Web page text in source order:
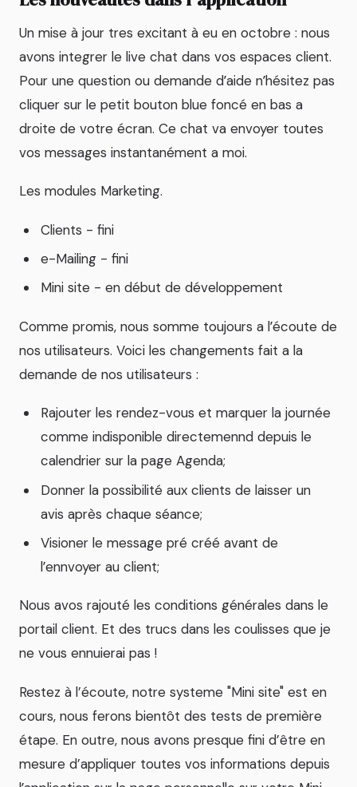
Un mise à jour tres excitant à eu en octobre : nous
avons integrer le live chat dans vos espaces client.
Pour une question ou demande dʼaide nʼhésitez pas
cliquer sur le petit bouton blue foncé en bas a
droite de votre écran. Ce chat va envoyer toutes
vos messages instantanément a moi.
Les modules Marketing.
Clients - fini
e-Mailing - fini
Mini site - en début de développement
Comme promis, nous somme toujours a lʼécoute de
nos utilisateurs. Voici les changements fait a la
demande de nos utilisateurs :
Rajouter les rendez-vous et marquer la journée
comme indisponible directemennd depuis le
calendrier sur la page Agenda;
Donner la possibilité aux clients de laisser un
avis après chaque séance;
Visioner le message pré créé avant de
lʼennvoyer au client;
Nous avos rajouté les conditions générales dans le
portail client. Et des trucs dans les coulisses que je
ne vous ennuierai pas !
Restez à l’écoute, notre systeme "Mini site" est en
cours, nous ferons bientôt des tests de première
étape. En outre, nous avons presque fini d’être en
mesure d’appliquer toutes vos informations depuis